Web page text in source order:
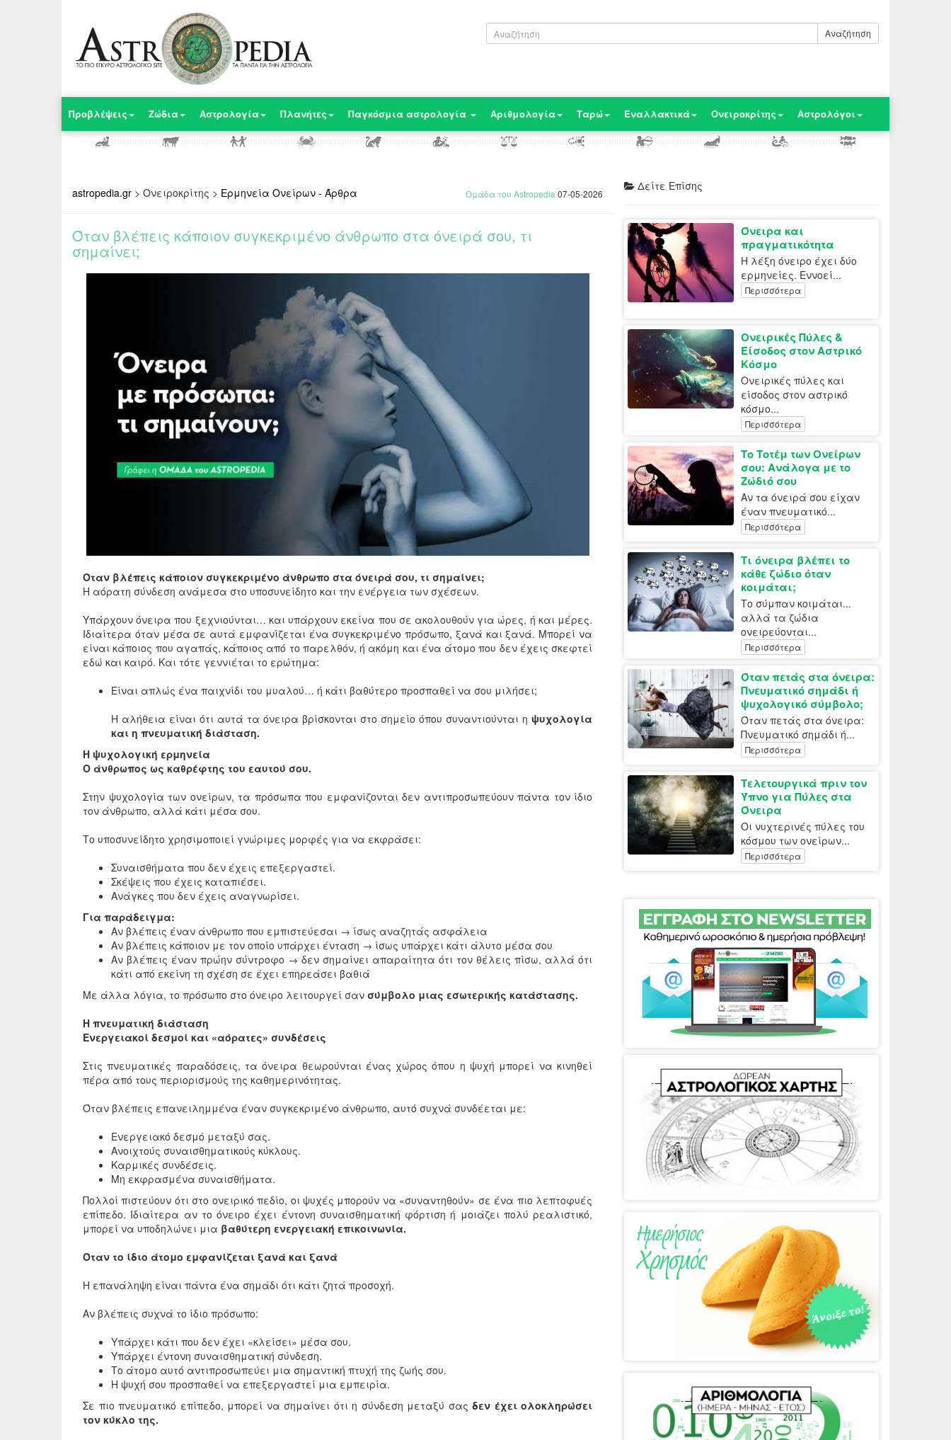
Αναζήτηση
Προβλέψεις Ζώδια Αστρολογία Πλανήτες Παγκόσμια αστρολογία Αριθμολογία Ταρώ Εναλλακτικά Ονειροκρίτης Αστρολόγοι
astropedia.gr > Ονειροκρίτης > Ερμηνεία Ονείρων - Άρθρα Ομάδα του Astropedia 07-05-2026
Όταν βλέπεις κάποιον συγκεκριμένο άνθρωπο στα όνειρά σου, τι
σημαίνει;
Όταν βλέπεις κάποιον συγκεκριμένο άνθρωπο στα όνειρά σου, τι σημαίνει;
Η αόρατη σύνδεση ανάμεσα στο υποσυνείδητο και την ενέργεια των σχέσεων.
Υπάρχουν όνειρα που ξεχνιούνται… και υπάρχουν εκείνα που σε ακολουθούν για ώρες, ή και μέρες.
Ιδιαίτερα όταν μέσα σε αυτά εμφανίζεται ένα συγκεκριμένο πρόσωπο, ξανά και ξανά. Μπορεί να
είναι κάποιος που αγαπάς, κάποιος από το παρελθόν, ή ακόμη και ένα άτομο που δεν έχεις σκεφτεί
εδώ και καιρό. Και τότε γεννιέται το ερώτημα:
Είναι απλώς ένα παιχνίδι του μυαλού… ή κάτι βαθύτερο προσπαθεί να σου μιλήσει;
Η αλήθεια είναι ότι αυτά τα όνειρα βρίσκονται στο σημείο όπου συναντιούνται η ψυχολογία
και η πνευματική διάσταση.
Η ψυχολογική ερμηνεία
Ο άνθρωπος ως καθρέφτης του εαυτού σου.
Στην ψυχολογία των ονείρων, τα πρόσωπα που εμφανίζονται δεν αντιπροσωπεύουν πάντα τον ίδιο
τον άνθρωπο, αλλά κάτι μέσα σου.
Το υποσυνείδητο χρησιμοποιεί γνώριμες μορφές για να εκφράσει:
Συναισθήματα που δεν έχεις επεξεργαστεί.
Σκέψεις που έχεις καταπιέσει.
Ανάγκες που δεν έχεις αναγνωρίσει.
Για παράδειγμα:
Αν βλέπεις έναν άνθρωπο που εμπιστεύεσαι → ίσως αναζητάς ασφάλεια
Αν βλέπεις κάποιον με τον οποίο υπάρχει ένταση → ίσως υπάρχει κάτι άλυτο μέσα σου
Αν βλέπεις έναν πρώην σύντροφο → δεν σημαίνει απαραίτητα ότι τον θέλεις πίσω, αλλά ότι
κάτι από εκείνη τη σχέση σε έχει επηρεάσει βαθιά
Με άλλα λόγια, το πρόσωπο στο όνειρο λειτουργεί σαν σύμβολο μιας εσωτερικής κατάστασης.
Η πνευματική διάσταση
Ενεργειακοί δεσμοί και «αόρατες» συνδέσεις
Στις πνευματικές παραδόσεις, τα όνειρα θεωρούνται ένας χώρος όπου η ψυχή μπορεί να κινηθεί
πέρα από τους περιορισμούς της καθημερινότητας.
Όταν βλέπεις επανειλημμένα έναν συγκεκριμένο άνθρωπο, αυτό συχνά συνδέεται με:
Ενεργειακό δεσμό μεταξύ σας.
Ανοιχτούς συναισθηματικούς κύκλους.
Καρμικές συνδέσεις.
Μη εκφρασμένα συναισθήματα.
Πολλοί πιστεύουν ότι στο ονειρικό πεδίο, οι ψυχές μπορούν να «συναντηθούν» σε ένα πιο λεπτοφυές
επίπεδο. Ιδιαίτερα αν το όνειρο έχει έντονη συναισθηματική φόρτιση ή μοιάζει πολύ ρεαλιστικό,
μπορεί να υποδηλώνει μια βαθύτερη ενεργειακή επικοινωνία.
Όταν το ίδιο άτομο εμφανίζεται ξανά και ξανά
Η επανάληψη είναι πάντα ένα σημάδι ότι κάτι ζητά προσοχή.
Αν βλέπεις συχνά το ίδιο πρόσωπο:
Υπάρχει κάτι που δεν έχει «κλείσει» μέσα σου.
Υπάρχει έντονη συναισθηματική σύνδεση.
Το άτομο αυτό αντιπροσωπεύει μια σημαντική πτυχή της ζωής σου.
Η ψυχή σου προσπαθεί να επεξεργαστεί μια εμπειρία.
Σε πιο πνευματικό επίπεδο, μπορεί να σημαίνει ότι η σύνδεση μεταξύ σας δεν έχει ολοκληρώσει
τον κύκλο της.
Δείτε Επίσης
Όνειρα και
πραγματικότητα
Η λέξη όνειρο έχει δύο
ερμηνείες. Εννοεί...
Περισσότερα
Ονειρικές Πύλες &
Είσοδος στον Αστρικό
Κόσμο
Ονειρικές πύλες και
είσοδος στον αστρικό
κόσμο...
Περισσότερα
Το Τοτέμ των Ονείρων
σου: Ανάλογα με το
Ζώδιό σου
Αν τα όνειρά σου είχαν
έναν πνευματικό...
Περισσότερα
Τι όνειρα βλέπει το
κάθε ζώδιο όταν
κοιμάται;
Το σύμπαν κοιμάται...
αλλά τα ζώδια
ονειρεύονται...
Περισσότερα
Όταν πετάς στα όνειρα:
Πνευματικό σημάδι ή
ψυχολογικό σύμβολο;
Όταν πετάς στα όνειρα:
Πνευματικό σημάδι ή...
Περισσότερα
Τελετουργικά πριν τον
Ύπνο για Πύλες στα
Όνειρα
Οι νυχτερινές πύλες του
κόσμου των ονείρων...
Περισσότερα